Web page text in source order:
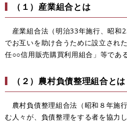
（１）産業組合とは
産業組合法（明治33年施行、昭和
でお互いを助け合うために設立され
任○○信用販売購買利用組合」等であ
（２）農村負債整理組合とは
農村負債整理組合法（昭和８年施
む人々が、負債整理をする者を協力